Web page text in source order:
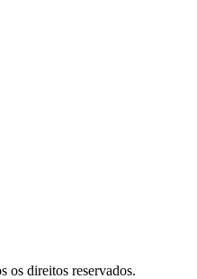
os direitos reservados.